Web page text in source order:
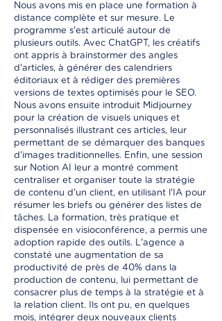
Nous avons mis en place une formation à
distance complète et sur mesure. Le
programme s'est articulé autour de
plusieurs outils. Avec ChatGPT, les créatifs
ont appris à brainstormer des angles
d'articles, à générer des calendriers
éditoriaux et à rédiger des premières
versions de textes optimisés pour le SEO.
Nous avons ensuite introduit Midjourney
pour la création de visuels uniques et
personnalisés illustrant ces articles, leur
permettant de se démarquer des banques
d'images traditionnelles. Enfin, une session
sur Notion AI leur a montré comment
centraliser et organiser toute la stratégie
de contenu d'un client, en utilisant l'IA pour
résumer les briefs ou générer des listes de
tâches. La formation, très pratique et
dispensée en visioconférence, a permis une
adoption rapide des outils. L'agence a
constaté une augmentation de sa
productivité de près de 40% dans la
production de contenu, lui permettant de
consacrer plus de temps à la stratégie et à
la relation client. Ils ont pu, en quelques
mois, intégrer deux nouveaux clients